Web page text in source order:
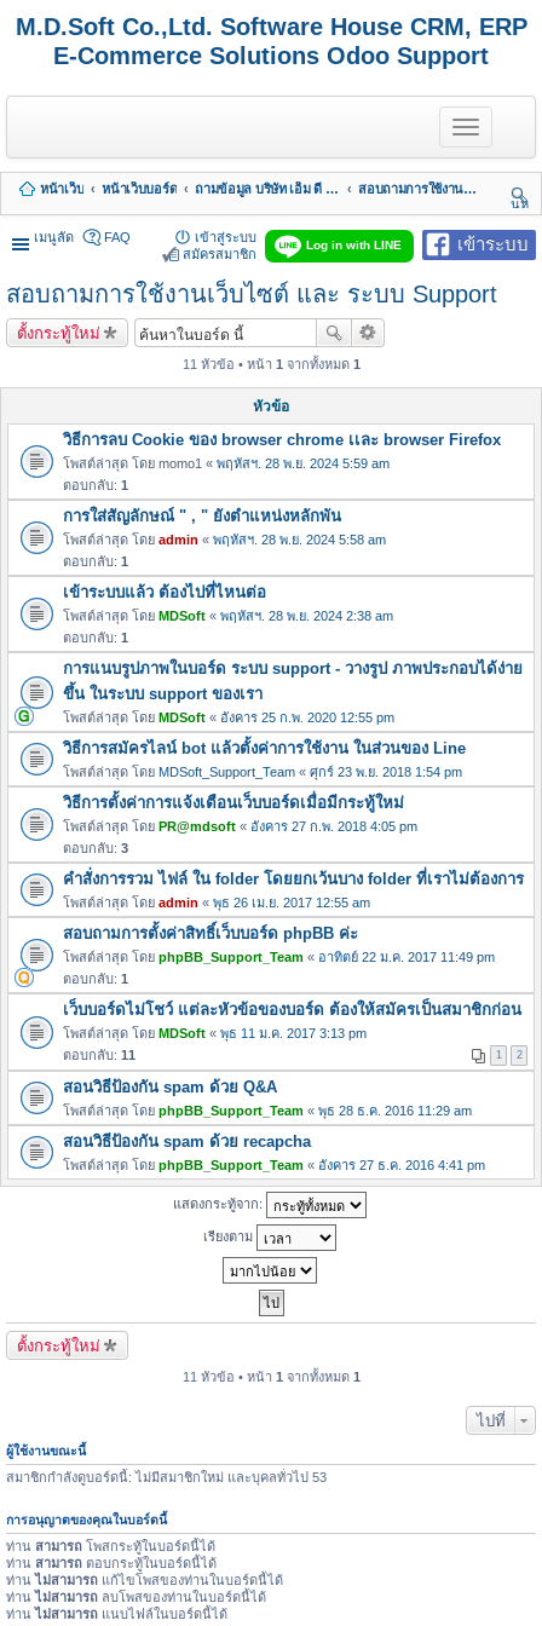
M.D.Soft Co.,Ltd. Software House CRM, ERP
E-Commerce Solutions Odoo Support
T
o
g
l
e
n
a
i
g
หน้าเว็บ หน้าเว็บบอร์ด ถามข้อมูล บริษัท เอ็ม ดี ซอฟต์ จำกัด
สอบถามการใช้งานเว็บไซต์ และ ระบบ Support
นห
า
เมนูลัด
เข้าระบบ
Log in with LINE
FAQ
เข้าสู่ระบบ
สมัครสมาชิก
สอบถามการใช้งานเว็บไซต์ และ ระบบ Support
ตั้งกระทู้ใหม่
11 หัวข้อ • หน้า 1 จากทั้งหมด 1
หัวข้อ
วิธีการลบ Cookie ของ browser chrome เเละ browser Firefox
โพสต์ล่าสุด โดย momo1 « พฤหัสฯ. 28 พ.ย. 2024 5:59 am
ตอบกลับ: 1
การใส่สัญลักษณ์ " , " ยังตำแหน่งหลักพัน
โพสต์ล่าสุด โดย admin « พฤหัสฯ. 28 พ.ย. 2024 5:58 am
ตอบกลับ: 1
เข้าระบบแล้ว ต้องไปที่ไหนต่อ
โพสต์ล่าสุด โดย MDSoft « พฤหัสฯ. 28 พ.ย. 2024 2:38 am
ตอบกลับ: 1
การแนบรูปภาพในบอร์ด ระบบ support - วางรูป ภาพประกอบได้ง่าย
ขึ้น ในระบบ support ของเรา
โพสต์ล่าสุด โดย MDSoft « อังคาร 25 ก.พ. 2020 12:55 pm
วิธีการสมัครไลน์ bot แล้วตั้งค่าการใช้งาน ในส่วนของ Line
โพสต์ล่าสุด โดย MDSoft_Support_Team « ศุกร์ 23 พ.ย. 2018 1:54 pm
วิธีการตั้งค่าการแจ้งเตือนเว็บบอร์ดเมื่อมีกระทู้ใหม่
โพสต์ล่าสุด โดย PR@mdsoft « อังคาร 27 ก.พ. 2018 4:05 pm
ตอบกลับ: 3
คำสั่งการรวม ไฟล์ ใน folder โดยยกเว้นบาง folder ที่เราไม่ต้องการ
โพสต์ล่าสุด โดย admin « พุธ 26 เม.ย. 2017 12:55 am
สอบถามการตั้งค่าสิทธิ์เว็บบอร์ด phpBB ค่ะ
โพสต์ล่าสุด โดย phpBB_Support_Team « อาทิตย์ 22 ม.ค. 2017 11:49 pm
ตอบกลับ: 1
เว็บบอร์ดไม่โชว์ แต่ละหัวข้อของบอร์ด ต้องให้สมัครเป็นสมาชิกก่อน
โพสต์ล่าสุด โดย MDSoft « พุธ 11 ม.ค. 2017 3:13 pm
ตอบกลับ: 11 1 2
สอนวิธีป้องกัน spam ด้วย Q&A
โพสต์ล่าสุด โดย phpBB_Support_Team « พุธ 28 ธ.ค. 2016 11:29 am
สอนวิธีป้องกัน spam ด้วย recapcha
โพสต์ล่าสุด โดย phpBB_Support_Team « อังคาร 27 ธ.ค. 2016 4:41 pm
แสดงกระทู้จาก:
เรียงตาม
ตั้งกระทู้ใหม่
11 หัวข้อ • หน้า 1 จากทั้งหมด 1
ไปที่
ผู้ใช้งานขณะนี้
สมาชิกกำลังดูบอร์ดนี้: ไม่มีสมาชิกใหม่ และบุคลทั่วไป 53
การอนุญาตของคุณในบอร์ดนี้
ท่าน สามารถ โพสกระทู้ในบอร์ดนี้ได้
ท่าน สามารถ ตอบกระทู้ในบอร์ดนี้ได้
ท่านไม่สามารถ แก้ไขโพสของท่านในบอร์ดนี้ได้
ท่านไม่สามารถ ลบโพสของท่านในบอร์ดนี้ได้
ท่านไม่สามารถ แนบไฟล์ในบอร์ดนี้ได้